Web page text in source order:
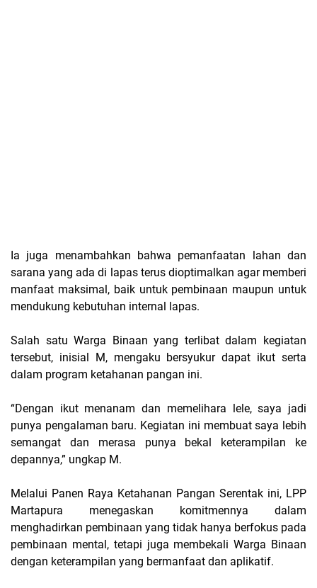
Ia juga menambahkan bahwa pemanfaatan lahan dan
sarana yang ada di lapas terus dioptimalkan agar memberi
manfaat maksimal, baik untuk pembinaan maupun untuk
mendukung kebutuhan internal lapas.
Salah satu Warga Binaan yang terlibat dalam kegiatan
tersebut, inisial M, mengaku bersyukur dapat ikut serta
dalam program ketahanan pangan ini.
“Dengan ikut menanam dan memelihara lele, saya jadi
punya pengalaman baru. Kegiatan ini membuat saya lebih
semangat dan merasa punya bekal keterampilan ke
depannya,” ungkap M.
Melalui Panen Raya Ketahanan Pangan Serentak ini, LPP
Martapura menegaskan komitmennya dalam
menghadirkan pembinaan yang tidak hanya berfokus pada
pembinaan mental, tetapi juga membekali Warga Binaan
dengan keterampilan yang bermanfaat dan aplikatif.